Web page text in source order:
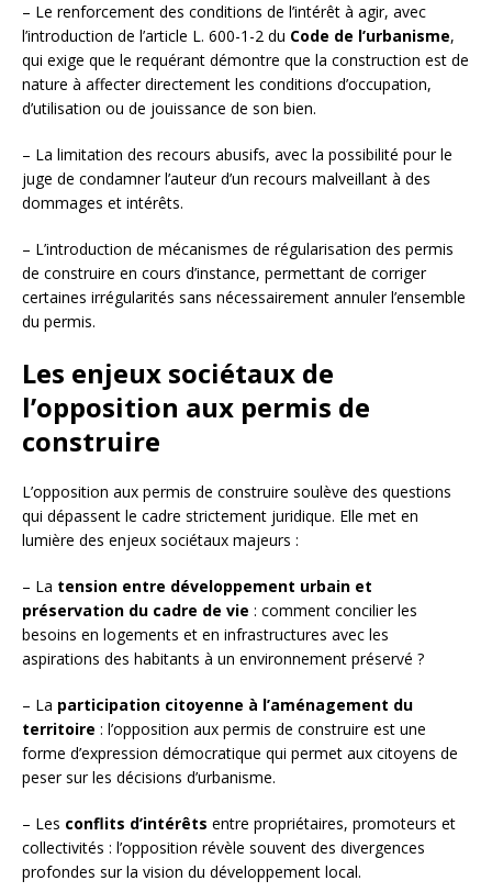
– Le renforcement des conditions de l’intérêt à agir, avec
l’introduction de l’article L. 600-1-2 du Code de l’urbanisme,
qui exige que le requérant démontre que la construction est de
nature à affecter directement les conditions d’occupation,
d’utilisation ou de jouissance de son bien.
– La limitation des recours abusifs, avec la possibilité pour le
juge de condamner l’auteur d’un recours malveillant à des
dommages et intérêts.
– L’introduction de mécanismes de régularisation des permis
de construire en cours d’instance, permettant de corriger
certaines irrégularités sans nécessairement annuler l’ensemble
du permis.
Les enjeux sociétaux de
l’opposition aux permis de
construire
L’opposition aux permis de construire soulève des questions
qui dépassent le cadre strictement juridique. Elle met en
lumière des enjeux sociétaux majeurs :
– La tension entre développement urbain et
préservation du cadre de vie : comment concilier les
besoins en logements et en infrastructures avec les
aspirations des habitants à un environnement préservé ?
– La participation citoyenne à l’aménagement du
territoire : l’opposition aux permis de construire est une
forme d’expression démocratique qui permet aux citoyens de
peser sur les décisions d’urbanisme.
– Les conflits d’intérêts entre propriétaires, promoteurs et
collectivités : l’opposition révèle souvent des divergences
profondes sur la vision du développement local.